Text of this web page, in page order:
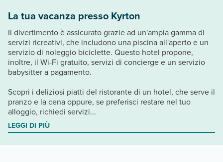
La tua vacanza presso Kyrton
Il divertimento è assicurato grazie ad un'ampia gamma di
servizi ricreativi, che includono una piscina all'aperto e un
servizio di noleggio biciclette. Questo hotel propone,
inoltre, il Wi-Fi gratuito, servizi di concierge e un servizio
babysitter a pagamento.
Scopri i deliziosi piatti del ristorante di un hotel, che serve il
pranzo e la cena oppure, se preferisci restare nel tuo
alloggio, richiedi servizi...
LEGGI DI PIÙ